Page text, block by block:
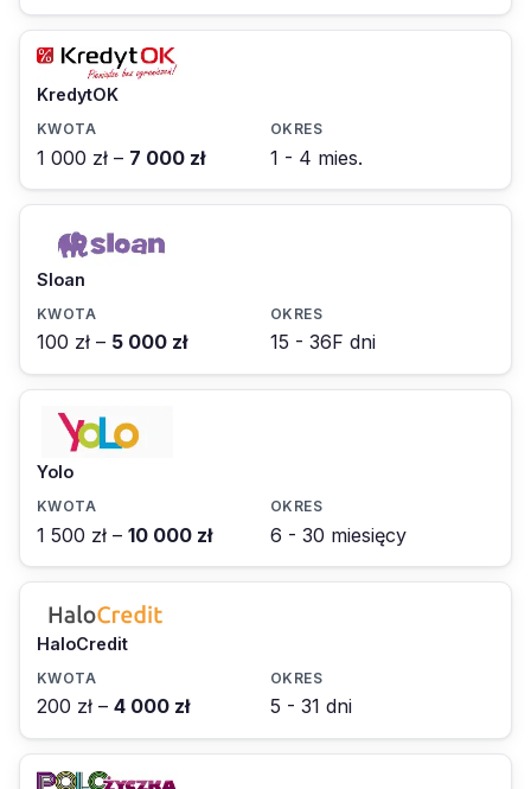
KredytOK
1 000 zł – 7 000 zł 1 - 4 mies.
Sloan
100 zł – 5 000 zł 15 - 36F dni
Yolo
1 500 zł – 10 000 zł 6 - 30 miesięcy
HaloCredit
200 zł – 4 000 zł 5 - 31 dni